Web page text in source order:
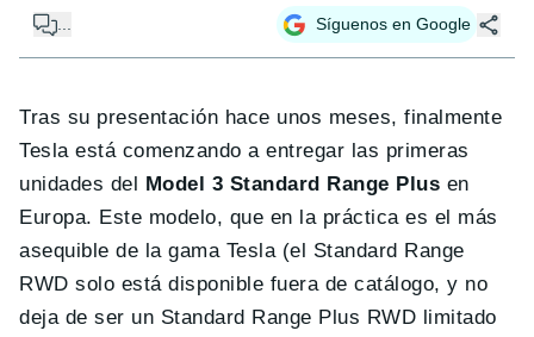
... Síguenos en Google
Tras su presentación hace unos meses, finalmente
Tesla está comenzando a entregar las primeras
unidades del
Model 3 Standard Range Plus en
Europa. Este modelo, que en la práctica es el más
asequible de la gama Tesla (el Standard Range
RWD solo está disponible fuera de catálogo, y no
deja de ser un Standard Range Plus RWD limitado